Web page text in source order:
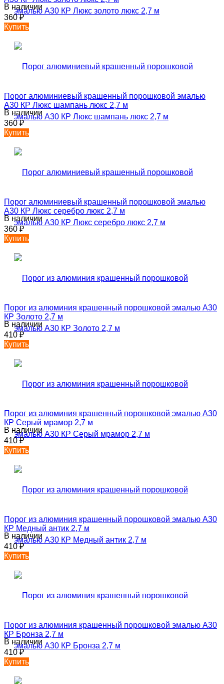
В наличии
360₽
Купить
Порог алюминиевый крашенный порошковой эмалью
А30 КР Люкс шампань люкс 2,7 м
В наличии
360₽
Купить
Порог алюминиевый крашенный порошковой эмалью
А30 КР Люкс серебро люкс 2,7 м
В наличии
360₽
Купить
Порог из алюминия крашенный порошковой эмалью А30
КР Золото 2,7 м
В наличии
410₽
Купить
Порог из алюминия крашенный порошковой эмалью А30
КР Серый мрамор 2,7 м
В наличии
410₽
Купить
Порог из алюминия крашенный порошковой эмалью А30
КР Медный антик 2,7 м
В наличии
410₽
Купить
Порог из алюминия крашенный порошковой эмалью А30
КР Бронза 2,7 м
В наличии
410₽
Купить